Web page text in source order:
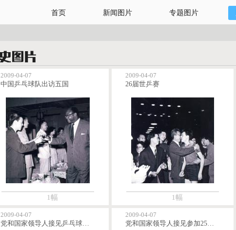
首页 新闻图片 专题图片
2009-04-07
中国乒乓球队出访五国
1幅
2009-04-07
26届世乒赛
1幅
2009-04-07
党和国家领导人接见乒乓球全体成员
2009-04-07
党和国家领导人接见参加25届世乒赛健儿